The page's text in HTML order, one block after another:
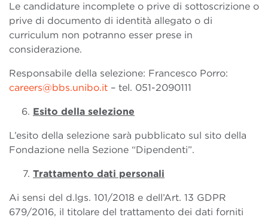
Le candidature incomplete o prive di sottoscrizione o
prive di documento di identità allegato o di
curriculum non potranno esser prese in
considerazione.
Responsabile della selezione: Francesco Porro:
careers@bbs.unibo.it – tel. 051-2090111
Esito della selezione
L’esito della selezione sarà pubblicato sul sito della
Fondazione nella Sezione “Dipendenti”.
Trattamento dati personali
Ai sensi del d.lgs. 101/2018 e dell’Art. 13 GDPR
679/2016, il titolare del trattamento dei dati forniti